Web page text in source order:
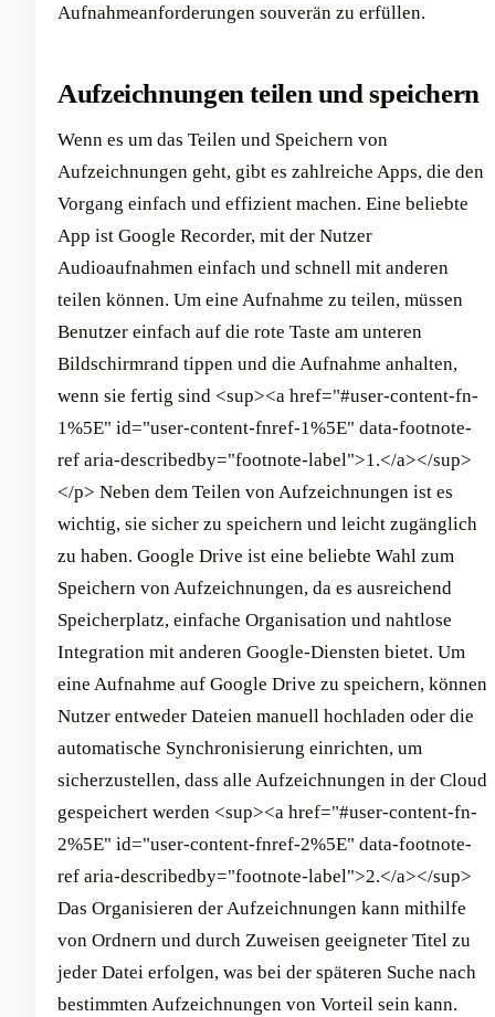
Aufnahmeanforderungen souverän zu erfüllen. ‍
Aufzeichnungen teilen und speichern
Wenn es um das Teilen und Speichern von
Aufzeichnungen geht, gibt es zahlreiche Apps, die den
Vorgang einfach und effizient machen. Eine beliebte
App ist Google Recorder, mit der Nutzer
Audioaufnahmen einfach und schnell mit anderen
teilen können. Um eine Aufnahme zu teilen, müssen
Benutzer einfach auf die rote Taste am unteren
Bildschirmrand tippen und die Aufnahme anhalten,
wenn sie fertig sind <sup><a href="#user-content-fn-
1%5E" id="user-content-fnref-1%5E" data-footnote-
ref aria-describedby="footnote-label">1.</a></sup>
</p> Neben dem Teilen von Aufzeichnungen ist es
wichtig, sie sicher zu speichern und leicht zugänglich
zu haben. Google Drive ist eine beliebte Wahl zum
Speichern von Aufzeichnungen, da es ausreichend
Speicherplatz, einfache Organisation und nahtlose
Integration mit anderen Google-Diensten bietet. Um
eine Aufnahme auf Google Drive zu speichern, können
Nutzer entweder Dateien manuell hochladen oder die
automatische Synchronisierung einrichten, um
sicherzustellen, dass alle Aufzeichnungen in der Cloud
gespeichert werden <sup><a href="#user-content-fn-
2%5E" id="user-content-fnref-2%5E" data-footnote-
ref aria-describedby="footnote-label">2.</a></sup>
Das Organisieren der Aufzeichnungen kann mithilfe
von Ordnern und durch Zuweisen geeigneter Titel zu
jeder Datei erfolgen, was bei der späteren Suche nach
bestimmten Aufzeichnungen von Vorteil sein kann.